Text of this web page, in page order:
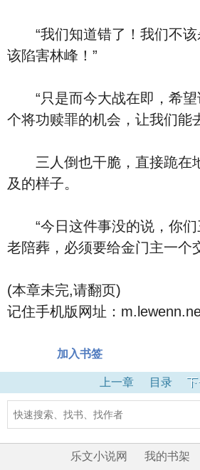
“我们知道错了！我们不该
该陷害林峰！”
“只是而今大战在即，希望
个将功赎罪的机会，让我们能
三人倒也干脆，直接跪在
及的样子。
“今日这件事没的说，你们
老陪葬，必须要给金门主一个
(本章未完,请翻页)
记住手机版网址：
加入书签
上一章 目录 下
乐文小说网 我的书架